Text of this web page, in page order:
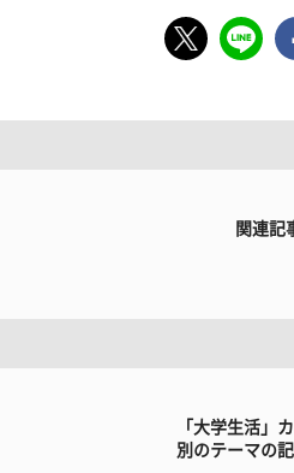
関連記
「大学生活」
別のテーマの